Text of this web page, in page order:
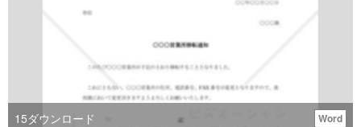
15ダウンロード Word